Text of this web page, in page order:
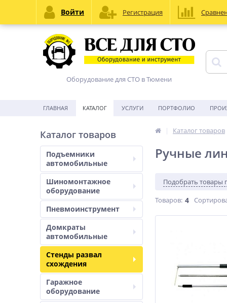
Оборудование для СТО в Тюмени
ГЛАВНАЯ КАТАЛОГ УСЛУГИ ПОРТФОЛИО
Каталог товаров
Подъемники
автомобильные
Шиномонтажное
оборудование
Пневмоинструмент
Домкраты
автомобильные
Стенды развал
схождения
Гаражное
оборудование
Каталог товаров
Ручные
Подобрать товары
Товаров: 4
Войти Регистрация